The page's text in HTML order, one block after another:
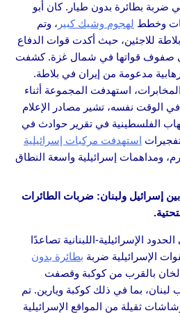
ضربة بطائرة بدون طيار. كان أبو
وخطط لهجوم وشيك كبير ، وتم
للاجئين، حيث أكدت قوات الدفاع
في صفوف قواتها في شمال غزة. كشفت
مدعومة من إيران في بلاطة.
استهدفت المجموعة أثناء
الوقت نفسه، تشير مصادر الإعلام
الفلسطينية في تقرير حوادث في
استهدفت مركبات إسرائيلية
ومداهمات إسرائيلية واسعة النطاق
إسرائيل ولبنان: ضربات الطائرات
الإسرائيلية-اللبنانية تصاعدًا
الإسرائيلية ضربة بطائرة بدون
بالقرب من كوكبة وقصفت
بما في ذلك كوكبة ويارين. تم
ثقيلة من المواقع الإسرائيلية